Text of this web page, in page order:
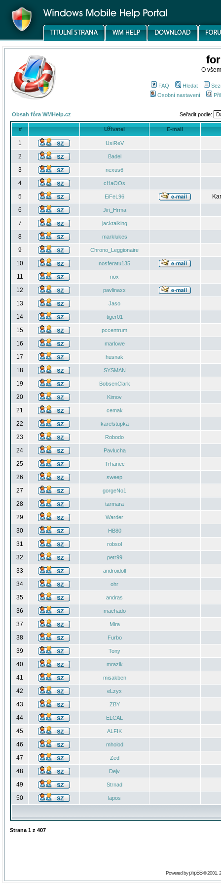
O
FAQ Hledat
Osobní nastavení
Obsah fóra WMHelp.cz Seřadit podle:
# Uživatel E-mail
1 UsiReV
2 Badel
3 nexus6
4 cHaOOs
5 EiFeL96
6
Jiri_Hrma
7 jacktalking
8 marklukes
9 Chrono_Leggionaire
10 nosferatu135
11 nox
12 pavlinaxx
13 Jaso
14 tiger01
15 pccentrum
16 marlowe
17 husnak
18 SYSMAN
19 BobsenClark
20 Kimov
21 cemak
22 karelstupka
23 Robodo
24 Pavlucha
25 Trhanec
26 sweep
27 gorgeNo1
28 tarmara
29 Warder
30 HB80
31 robsol
32 petr99
33 androidoll
34 ohr
35 andras
36 machado
37 Mira
38 Furbo
39 Tony
40 mrazik
41 misakben
42 eLzyx
43 ZBY
44 ELCAL
45 ALFIK
46 mholod
47 Zed
48 Dejv
49 Strnad
50 lapos
Strana 1 z 407
Powered byphpBB© 2001,